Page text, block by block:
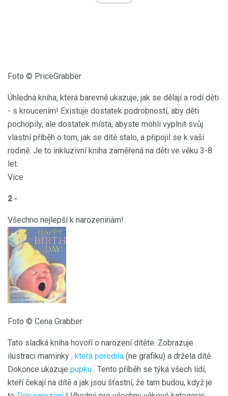
Foto © PriceGrabber
Úhledná kniha, která barevně ukazuje, jak se dělají a rodí děti
- s kroucením! Existuje dostatek podrobností, aby děti
pochopily, ale dostatek místa, abyste mohli vyplnit svůj
vlastní příběh o tom, jak se dítě stalo, a připojil se k vaší
rodině. Je to inkluzivní kniha zaměřená na děti ve věku 3-8
let.
Více
2 -
Všechno nejlepší k narozeninám!
Foto © Cena Grabber
Tato sladká kniha hovoří o narození dítěte. Zobrazuje
ilustraci maminky , která porodila (ne grafiku) a držela dítě.
Dokonce ukazuje pupku . Tento příběh se týká všech lidí,
kteří čekají na dítě a jak jsou šťastní, že tam budou, když je